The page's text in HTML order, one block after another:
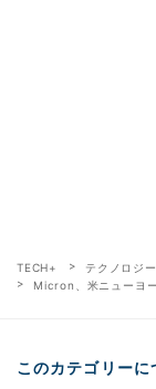
TECH+ テクノロジー
Micron、米ニューヨ
このカテゴリーに